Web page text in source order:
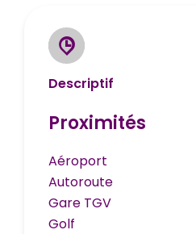
Descriptif
Proximités
Aéroport
Autoroute
Gare TGV
Golf